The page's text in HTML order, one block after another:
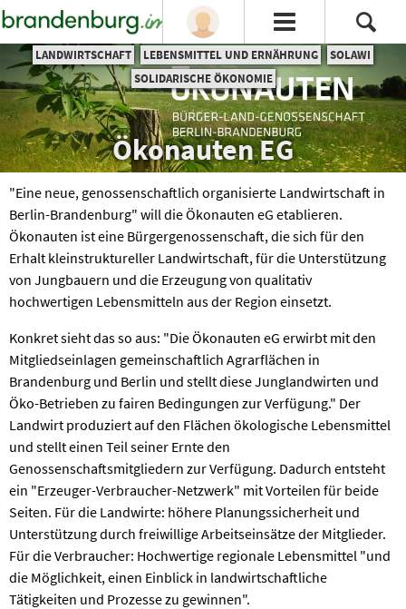
LANDWIRTSCHAFT LEBENSMITTEL UND ERNÄHRUNG
SOLAWI
SOLIDARISCHE ÖKONOMIE
Ökonauten EG
"Eine neue, genossenschaftlich organisierte Landwirtschaft in
Berlin-Brandenburg" will die Ökonauten eG etablieren.
Ökonauten ist eine Bürgergenossenschaft, die sich für den
Erhalt kleinstruktureller Landwirtschaft, für die Unterstützung
von Jungbauern und die Erzeugung von qualitativ
hochwertigen Lebensmitteln aus der Region einsetzt.
Konkret sieht das so aus: "Die Ökonauten eG erwirbt mit den
Mitgliedseinlagen gemeinschaftlich Agrarflächen in
Brandenburg und Berlin und stellt diese Junglandwirten und
Öko-Betrieben zu fairen Bedingungen zur Verfügung." Der
Landwirt produziert auf den Flächen ökologische Lebensmittel
und stellt einen Teil seiner Ernte den
Genossenschaftsmitgliedern zur Verfügung. Dadurch entsteht
ein "Erzeuger-Verbraucher-Netzwerk" mit Vorteilen für beide
Seiten. Für die Landwirte: höhere Planungssicherheit und
Unterstützung durch freiwillige Arbeitseinsätze der Mitglieder.
Für die Verbraucher: Hochwertige regionale Lebensmittel "und
die Möglichkeit, einen Einblick in landwirtschaftliche
Tätigkeiten und Prozesse zu gewinnen".